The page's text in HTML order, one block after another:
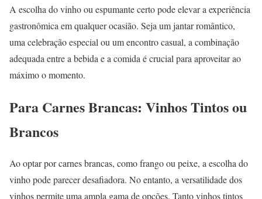
A escolha do vinho ou espumante certo pode elevar a experiência
gastronômica em qualquer ocasião. Seja um jantar romântico,
uma celebração especial ou um encontro casual, a combinação
adequada entre a bebida e a comida é crucial para aproveitar ao
máximo o momento.
Para Carnes Brancas: Vinhos Tintos ou
Brancos
Ao optar por carnes brancas, como frango ou peixe, a escolha do
vinho pode parecer desafiadora. No entanto, a versatilidade dos
vinhos permite uma ampla gama de opções. Tanto vinhos tintos